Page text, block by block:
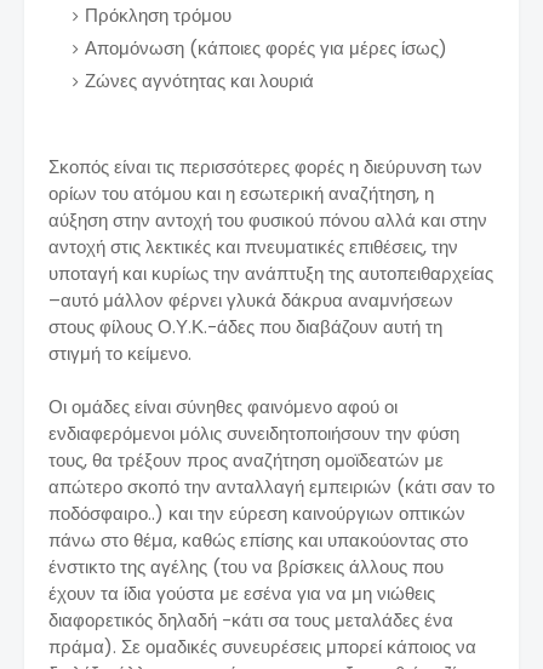
Πρόκληση τρόμου
Απομόνωση (κάποιες φορές για μέρες ίσως)
Ζώνες αγνότητας και λουριά
Σκοπός είναι τις περισσότερες φορές η διεύρυνση των
ορίων του ατόμου και η εσωτερική αναζήτηση, η
αύξηση στην αντοχή του φυσικού πόνου αλλά και στην
αντοχή στις λεκτικές και πνευματικές επιθέσεις, την
υποταγή και κυρίως την ανάπτυξη της αυτοπειθαρχείας
–αυτό μάλλον φέρνει γλυκά δάκρυα αναμνήσεων
στους φίλους Ο.Υ.Κ.-άδες που διαβάζουν αυτή τη
στιγμή το κείμενο.
Οι ομάδες είναι σύνηθες φαινόμενο αφού οι
ενδιαφερόμενοι μόλις συνειδητοποιήσουν την φύση
τους, θα τρέξουν προς αναζήτηση ομοϊδεατών με
απώτερο σκοπό την ανταλλαγή εμπειριών (κάτι σαν το
ποδόσφαιρο..) και την εύρεση καινούργιων οπτικών
πάνω στο θέμα, καθώς επίσης και υπακούοντας στο
ένστικτο της αγέλης (του να βρίσκεις άλλους που
έχουν τα ίδια γούστα με εσένα για να μη νιώθεις
διαφορετικός δηλαδή -κάτι σα τους μεταλάδες ένα
πράμα). Σε ομαδικές συνευρέσεις μπορεί κάποιος να